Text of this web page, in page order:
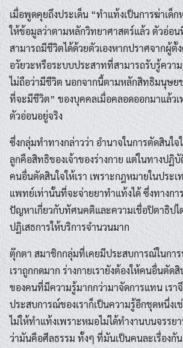
เมื่อพูดคุยถึงประเด็น “ทำแท้งเป็นการฆ่าเด็
ให้ข้อมูลว่าตามหลักวิทยาศาสตร์แล้ว ตัวอ่อ
สามารถมีชีวิตได้ด้วยตัวเองหากปราศจากผู้ตั้
อวัยวะหรือระบบประสาทที่สามารถรับรู้ความ
ไม่ถือว่ามีชีวิต นอกจากนี้ตามหลักสิทธิมนุษย
ที่จะมีชีวิต” ของบุคคลเมื่อคลอดออกมาแล้ว
ตัวอ่อนอยู่จริง
ซึ่งกลุ่มทำทางกล่าวว่า อำนาจในการตัดสินใ
ลูกคือสิทธิของเจ้าของร่างกาย แต่ในทางปฏิ
คนอื่นตัดสินใจให้เรา เพราะกฎหมายในประ
แพทย์เท่านั้นที่จะจ่ายยาทำแท้งได้ ซึ่งทางกา
ปัญหาเกี่ยวกับทัศนคติและความเชื่อปิตาธิปไ
ปฏิเสธการให้บริการจำนวนมาก
ตุ๊กตา สมาชิกกลุ่มที่เคยมีประสบการณ์ในการ
เราถูกกดมาก ร่างกายเรายังต้องให้คนอื่นตัด
ของคนที่มีความรู้มากกว่ามาจัดการแทน เรา
ประสบการณ์ของเราก็เป็นความรู้อีกชุดหนึ่งเ
ไม่ให้ทำแท้งเพราะหมอไม่ได้ทำงานบนจรร
ว่ามันคือศีลธรรม ทั้งๆ ที่มันเป็นคนละเรื่องกั